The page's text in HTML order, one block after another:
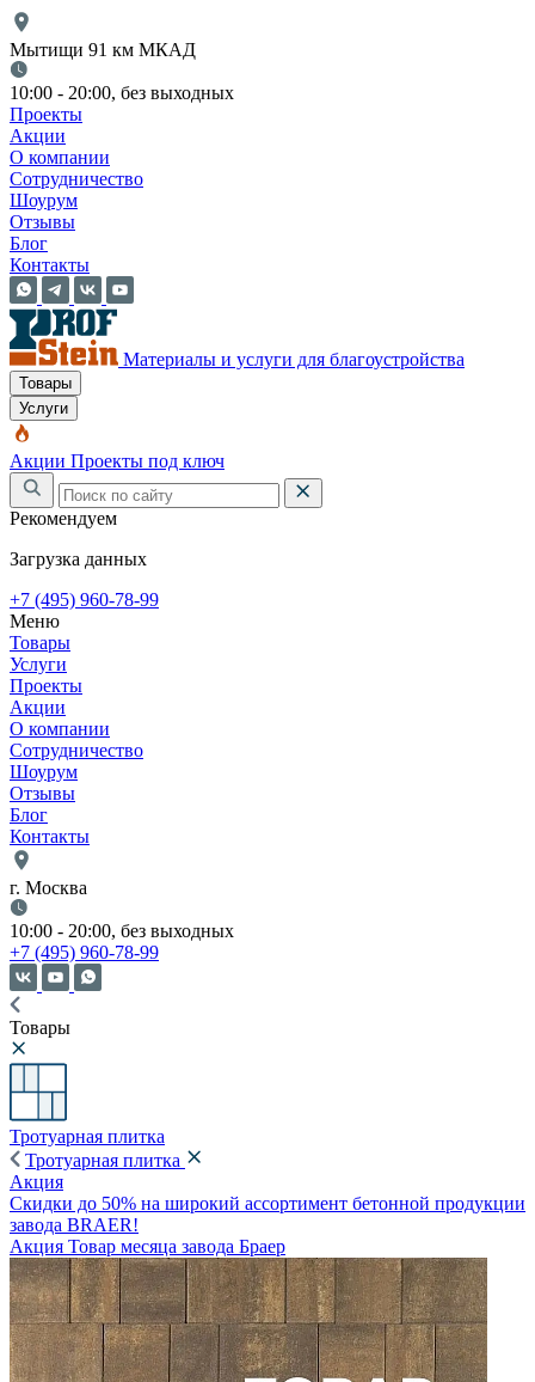
Мытищи 91 км МКАД
10:00 - 20:00, без выходных
Проекты
Акции
О компании
Сотрудничество
Шоурум
Отзывы
Блог
Контакты
Материалы и услуги для благоустройства
Товары
Услуги
Акции Проекты под ключ
Рекомендуем
Загрузка данных
+7 (495) 960-78-99
Меню
Товары
Услуги
Проекты
Акции
О компании
Сотрудничество
Шоурум
Отзывы
Блог
Контакты
г. Москва
10:00 - 20:00, без выходных
+7 (495) 960-78-99
Товары
Тротуарная плитка
Тротуарная плитка
Акция
Скидки до 50% на широкий ассортимент бетонной продукции
завода BRAER!
Акция Товар месяца завода Браер